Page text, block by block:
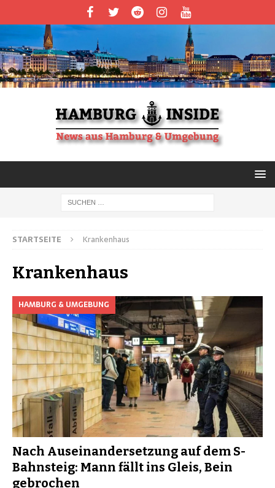
STARTSEITE Krankenhaus
Krankenhaus
HAMBURG & UMGEBUNG
Nach Auseinandersetzung auf dem S-
Bahnsteig: Mann fällt ins Gleis, Bein
gebrochen